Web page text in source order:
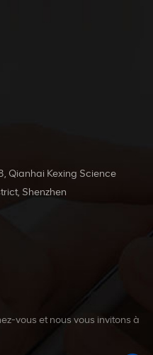
Qianhai Kexing Science
Shenzhen
vous et nous vous invitons à